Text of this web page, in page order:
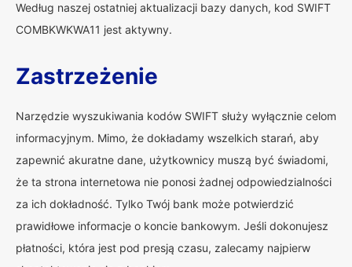
Według naszej ostatniej aktualizacji bazy danych, kod SWIFT
COMBKWKWA11 jest aktywny.
Zastrzeżenie
Narzędzie wyszukiwania kodów SWIFT służy wyłącznie celom
informacyjnym. Mimo, że dokładamy wszelkich starań, aby
zapewnić akuratne dane, użytkownicy muszą być świadomi,
że ta strona internetowa nie ponosi żadnej odpowiedzialności
za ich dokładność. Tylko Twój bank może potwierdzić
prawidłowe informacje o koncie bankowym. Jeśli dokonujesz
płatności, która jest pod presją czasu, zalecamy najpierw